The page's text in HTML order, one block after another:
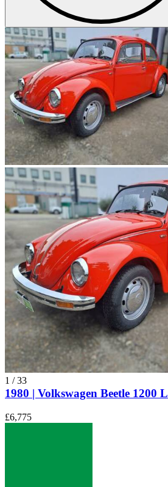
1 /33
1980 | Volkswagen Beetle 1200 L
£6,775